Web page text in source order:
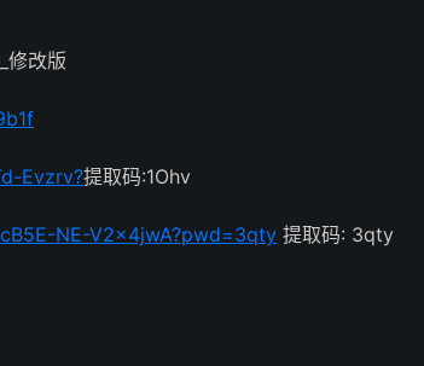
修改版
Evzrv?提取码:1Ohv
NE-V2x4jwA?pwd=3qty 提取码: 3qty